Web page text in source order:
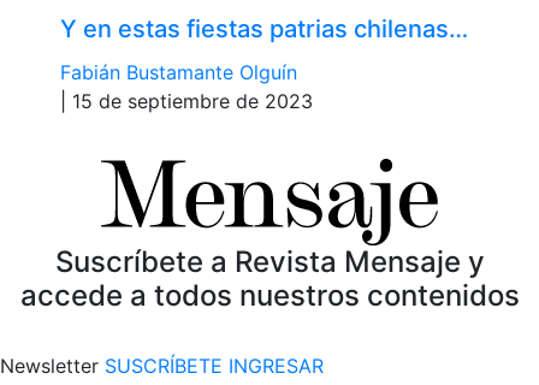
Y en estas fiestas patrias chilenas…
Fabián Bustamante Olguín
| 15 de septiembre de 2023
Suscríbete a Revista Mensaje y
accede a todos nuestros contenidos
Newsletter SUSCRÍBETE INGRESAR